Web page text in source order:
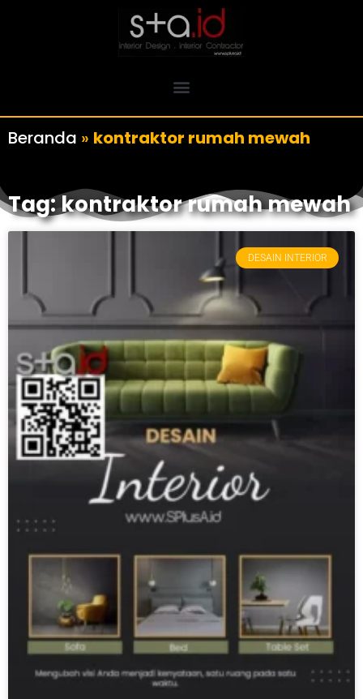
Beranda » kontraktor rumah mewah
Tag: kontraktor rumah mewah
DESAIN INTERIOR